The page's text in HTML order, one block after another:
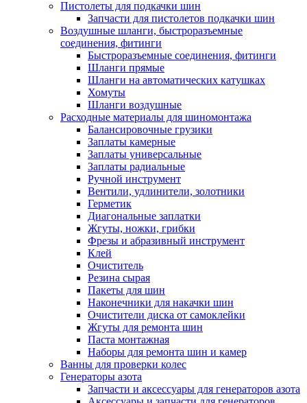
Пистолеты для подкачки шин
Запчасти для пистолетов подкачки шин
Воздушные шланги, быстроразъемные
соединения, фитинги
Быстроразъемные соединения, фитинги
Шланги прямые
Шланги на автоматических катушках
Хомуты
Шланги воздушные
Расходные материалы для шиномонтажа
Балансировочные грузики
Заплаты камерные
Заплаты универсальные
Заплаты радиальные
Ручной инструмент
Вентили, удлинители, золотники
Герметик
Диагональные заплатки
Жгуты, ножки, грибки
Фрезы и абразивный инструмент
Клей
Очиститель
Резина сырая
Пакеты для шин
Наконечники для накачки шин
Очистители диска от самоклейки
Жгуты для ремонта шин
Паста монтажная
Наборы для ремонта шин и камер
Ванны для проверки колес
Генераторы азота
Запчасти и аксессуары для генераторов азота